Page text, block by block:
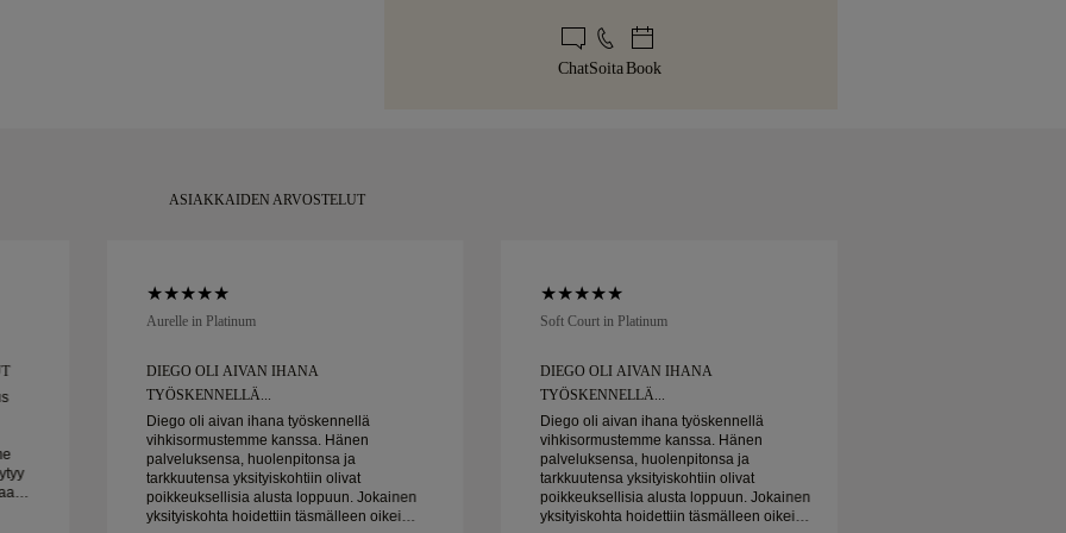
erikoistunutta kuljetuspalvelua, kuten Malca-Amit tai
korusi toimitetaan tunnusomaisessa keltaisessa
ChatSoitaBook
ASIAKKAIDEN ARVOSTELUT
Aurelle in Platinum
DIEGO OLI AIVAN IHANA
TYÖSKENNELLÄ...
Diego oli aivan ihana työskennellä
vihkisormustemme kanssa. Hänen
palveluksensa, huolenpitonsa ja
tarkkuutensa yksityiskohtiin olivat
poikkeuksellisia alusta loppuun. Jokainen
yksityiskohta hoidettiin täsmälleen oikein,
Soft Court in Platinum
DIEGO OLI AIVAN IHANA
TYÖSKENNELLÄ...
Diego oli aivan ihana työskennellä
vihkisormustemme kanssa. Hänen
palveluksensa, huolenpitonsa ja
tarkkuutensa yksityiskohtiin olivat
poikkeuksellisia alusta loppuun. Jokainen
yksityiskohta hoidettiin täsmälleen oikein,